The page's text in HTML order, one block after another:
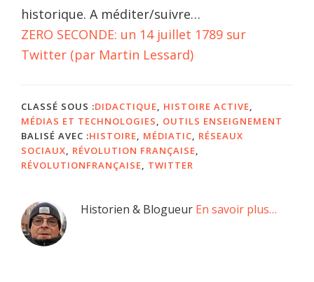
historique. A méditer/suivre…
ZERO SECONDE: un 14 juillet 1789 sur
Twitter (par Martin Lessard)
CLASSÉ SOUS :DIDACTIQUE HISTOIRE ACTIVE
MÉDIAS ET TECHNOLOGIES
OUTILS ENSEIGNEMENT
BALISÉ AVEC :HISTOIRE MÉDIATIC
RÉSEAUX
SOCIAUX
RÉVOLUTION FRANÇAISE
RÉVOLUTIONFRANÇAISE
TWITTER
Barre
latérale
Historien & Blogueur En savoir plus…